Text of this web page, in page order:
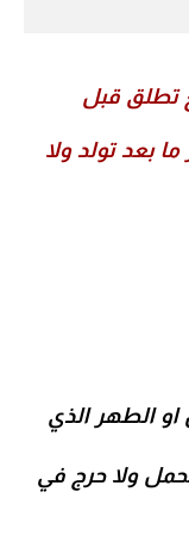
تطلق قبل
بعد تولد ولا
الطهر الذي
ولا حرج في